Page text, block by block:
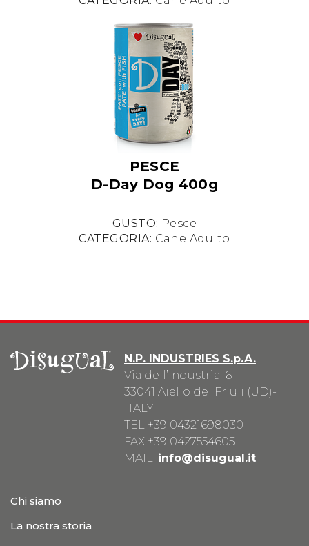
PESCE
D-Day Dog 400g
GUSTO: Pesce
CATEGORIA: Cane Adulto
N.P. INDUSTRIES S.p.A.
Via dell’Industria, 6
33041 Aiello del Friuli (UD)-
ITALY
TEL +39 04321698030
FAX +39 0427554605
MAIL: info@disugual.it
Chi siamo
La nostra storia